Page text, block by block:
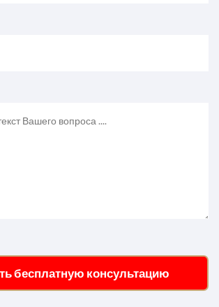
бесплатную консультацию